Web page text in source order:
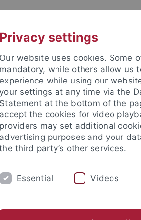
STUDIUM FORSCHUNG
Fakultät Juristische Fakultät
Privacy settings
Our website uses cookies. Some
mandatory, while others allow us
experience while using our
your settings at any time via the
Statement at the bottom of the
accept the cookies for video
providers may set additional
advertising purposes and your
the third party’s other services.
Essential Videos